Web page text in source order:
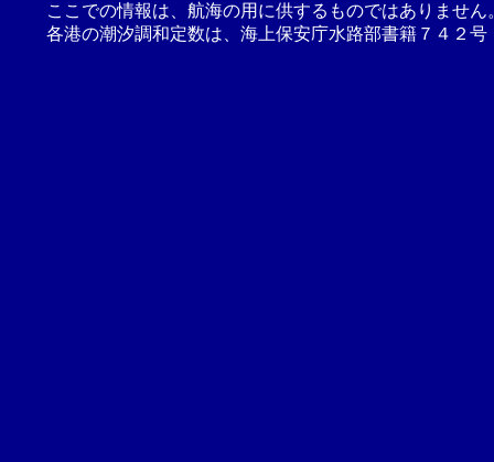
ここでの情報は、航海の用に供するものではありませ
各港の潮汐調和定数は、海上保安庁水路部書籍７４２